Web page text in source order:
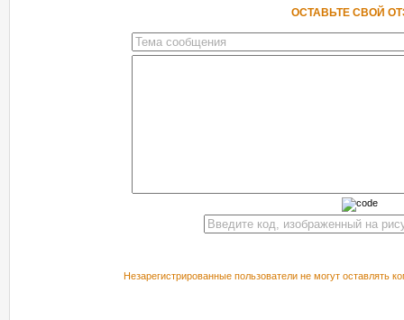
ОСТАВЬТЕ СВОЙ
Незарегистрированные пользователи не могут оставлять